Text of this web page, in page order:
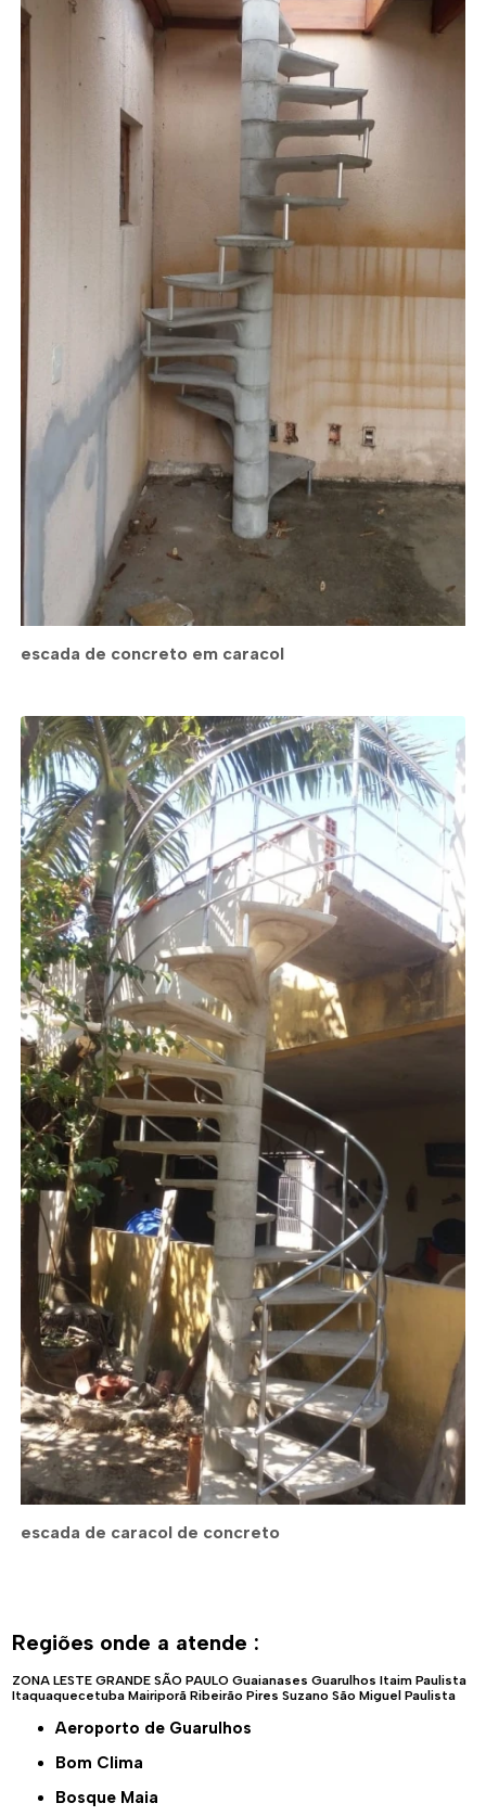
escada de concreto em caracol
escada de caracol de concreto
Regiões onde a atende :
ZONA LESTE GRANDE SÃO PAULO Guaianases Guarulhos Itaim Paulista
Itaquaquecetuba Mairiporã Ribeirão Pires Suzano São Miguel Paulista
Aeroporto de Guarulhos
Bom Clima
Bosque Maia